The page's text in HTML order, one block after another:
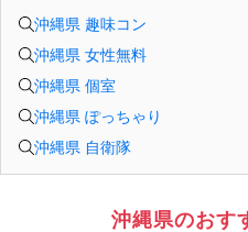
沖縄県 趣味コン
沖縄県 女性無料
沖縄県 個室
沖縄県 ぽっちゃり
沖縄県 自衛隊
沖縄県のおす